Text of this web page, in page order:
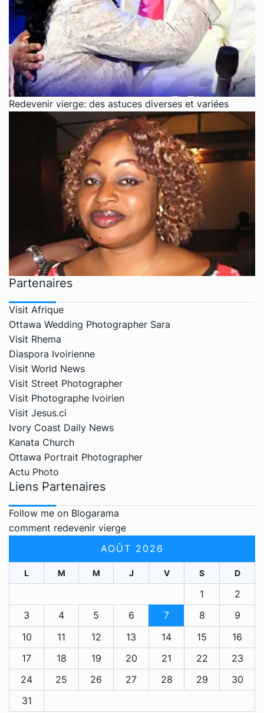
Redevenir vierge: des astuces diverses et variées
Partenaires
Visit Afrique
Ottawa Wedding Photographer Sara
Visit Rhema
Diaspora Ivoirienne
Visit World News
Visit Street Photographer
Visit Photographe Ivoirien
Visit Jesus.ci
Ivory Coast Daily News
Kanata Church
Ottawa Portrait Photographer
Actu Photo
Liens Partenaires
Follow me on Blogarama
comment redevenir vierge
AOÛT 2026
L M M J V S D
1
2
3
4 5 6 7 8
9
10
11 12 13 14 15
16
17
18 19 20 21 22
23
24
25 26 27 28 29
30
31